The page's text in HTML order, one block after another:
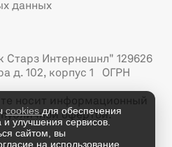
данных
Интернешнл" 129626
д. 102, корпус 1 ОГРН
носит информационный
офертой.
cookies для обеспечения
и улучшения сервисов.
сайтом, вы
на использование